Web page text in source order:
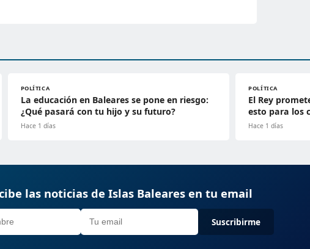
POLÍTICA
La educación en Baleares se pone en riesgo:
¿Qué pasará con tu hijo y su futuro?
Hace 1 días
POLÍTICA
El Rey
esto para los
Hace 1 días
las noticias de Islas Baleares en tu email
Suscribirme